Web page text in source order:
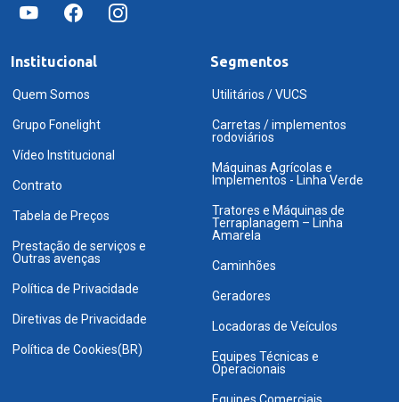
Institucional
Quem Somos
Grupo Fonelight
Vídeo Institucional
Contrato
Tabela de Preços
Prestação de serviços e
Outras avenças
Política de Privacidade
Diretivas de Privacidade
Política de Cookies(BR)
Segmentos
Utilitários / VUCS
Carretas / implementos
rodoviários
Máquinas Agrícolas e
Implementos - Linha Verde
Tratores e Máquinas de
Terraplanagem – Linha
Amarela
Caminhões
Geradores
Locadoras de Veículos
Equipes Técnicas e
Operacionais